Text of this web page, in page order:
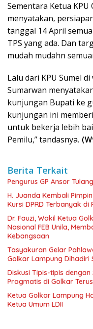
Sementara Ketua KPU
menyatakan,
tanggal 14 April
TPS yang ada. Dan
mudah mudahn
Lalu dari KPU Sumel
Sumarwan
kunjungan Bupati ke
kunjungan ini
untuk bekerja lebih
Pemilu,” tandasnya.
Berita Terkait
Pengurus GP Ansor
H. Juanda Kembali
Kursi DPRD Terbanyak di
Dr. Fauzi, Wakil Ketua
Nasional FEB Unila,
Kebangsaan
Tasyakuran Gelar
Golkar Lampung Dihadiri
Diskusi Tipis-tipis
Pragmatis di Golkar
Ketua Golkar Lampung
Ketua Umum LDII